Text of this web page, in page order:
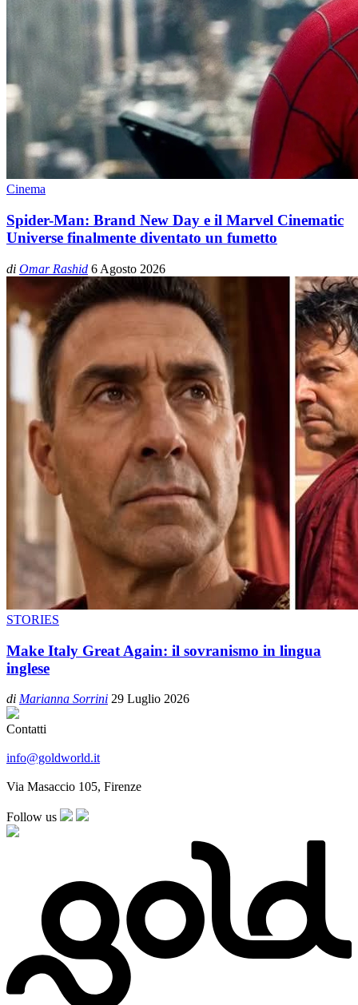
Cinema
Spider-Man: Brand New Day e il Marvel Cinematic
Universe finalmente diventato un fumetto
di Omar Rashid 6 Agosto 2026
STORIES
Make Italy Great Again: il sovranismo in lingua
inglese
di Marianna Sorrini 29 Luglio 2026
Contatti
info@goldworld.it
Via Masaccio 105, Firenze
Follow us